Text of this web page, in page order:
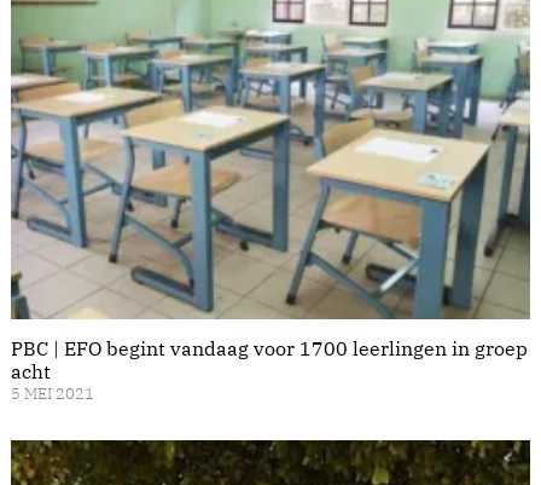
PBC | EFO begint vandaag voor 1700 leerlingen in groep
acht
5 MEI 2021